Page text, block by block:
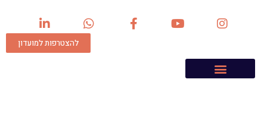
להצטרפות למועדון